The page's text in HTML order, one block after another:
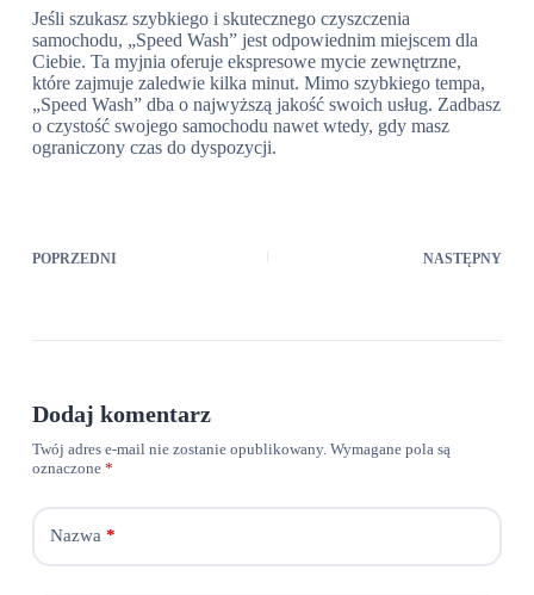
Jeśli szukasz szybkiego i skutecznego czyszczenia
samochodu, „Speed Wash” jest odpowiednim miejscem dla
Ciebie. Ta myjnia oferuje ekspresowe mycie zewnętrzne,
które zajmuje zaledwie kilka minut. Mimo szybkiego tempa,
„Speed Wash” dba o najwyższą jakość swoich usług. Zadbasz
o czystość swojego samochodu nawet wtedy, gdy masz
ograniczony czas do dyspozycji.
POPRZEDNI NASTĘPNY
Dodaj komentarz
Twój adres e-mail nie zostanie opublikowany. Wymagane pola są
oznaczone *
Nazwa*